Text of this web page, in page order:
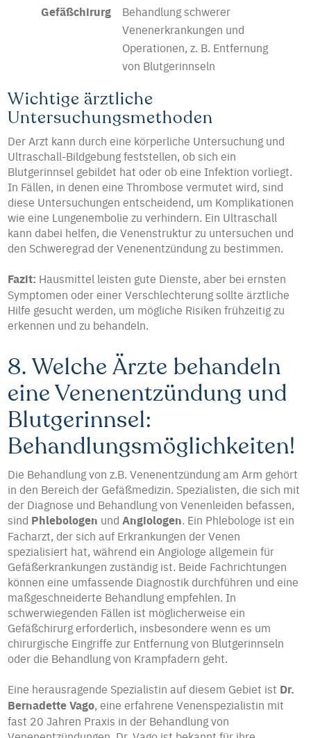
Gefäßchirurg
Behandlung schwerer
Venenerkrankungen und
Operationen, z. B. Entfernung
von Blutgerinnseln
Wichtige ärztliche
Untersuchungsmethoden
Der Arzt kann durch eine körperliche Untersuchung und
Ultraschall-Bildgebung feststellen, ob sich ein
Blutgerinnsel gebildet hat oder ob eine Infektion vorliegt.
In Fällen, in denen eine Thrombose vermutet wird, sind
diese Untersuchungen entscheidend, um Komplikationen
wie eine Lungenembolie zu verhindern. Ein Ultraschall
kann dabei helfen, die Venenstruktur zu untersuchen und
den Schweregrad der Venenentzündung zu bestimmen.
Fazit: Hausmittel leisten gute Dienste, aber bei ernsten
Symptomen oder einer Verschlechterung sollte ärztliche
Hilfe gesucht werden, um mögliche Risiken frühzeitig zu
erkennen und zu behandeln.
8. Welche Ärzte behandeln
eine Venenentzündung und
Blutgerinnsel:
Behandlungsmöglichkeiten!
Die Behandlung von z.B. Venenentzündung am Arm gehört
in den Bereich der Gefäßmedizin. Spezialisten, die sich mit
der Diagnose und Behandlung von Venenleiden befassen,
sind Phlebologen undAngiologen. Ein Phlebologe ist ein
Facharzt, der sich auf Erkrankungen der Venen
spezialisiert hat, während ein Angiologe allgemein für
Gefäßerkrankungen zuständig ist. Beide Fachrichtungen
können eine umfassende Diagnostik durchführen und eine
maßgeschneiderte Behandlung empfehlen. In
schwerwiegenden Fällen ist möglicherweise ein
Gefäßchirurg erforderlich, insbesondere wenn es um
chirurgische Eingriffe zur Entfernung von Blutgerinnseln
oder die Behandlung von Krampfadern geht.
Eine herausragende Spezialistin auf diesem Gebiet ist Dr.
Bernadette Vago, eine erfahrene Venenspezialistin mit
fast 20 Jahren Praxis in der Behandlung von